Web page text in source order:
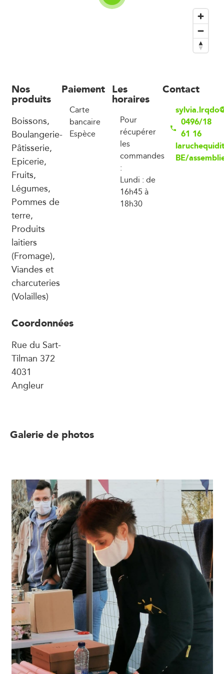
Nos
produits
Boissons,
Boulangerie-
Pâtisserie,
Epicerie,
Fruits,
Légumes,
Pommes de
terre,
Produits
laitiers
(Fromage),
Viandes et
charcuteries
(Volailles)
Paiement
Carte
bancaire
Espèce
Les
horaires
Pour
récupérer
les
commandes
:
Lundi : de
16h45 à
18h30
Contact
0496/18
61 16
BE/
Coordonnées
Rue du Sart-
Tilman 372
4031
Angleur
Galerie de photos